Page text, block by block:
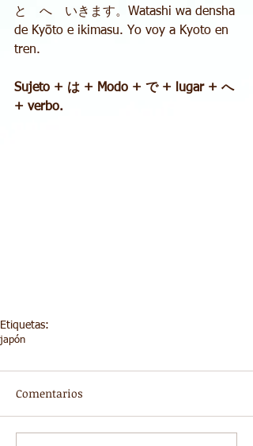
と　へ　いきます。Watashi wa densha
de Kyōto e ikimasu. Yo voy a Kyoto en
tren.
Sujeto + は + Modo + で + lugar + へ
+ verbo.
Etiquetas:
japón
Comentarios